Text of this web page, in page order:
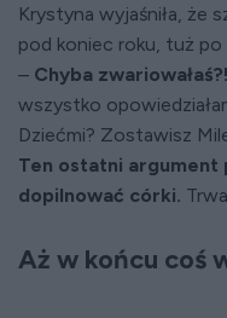
Krystyna wyjaśniła, że
pod koniec roku, tuż po
– Chyba zwariowałaś?!
wszystko
Dziećmi? Zostawisz
Ten ostatni argument
dopilnować córki.
Aż w końcu coś